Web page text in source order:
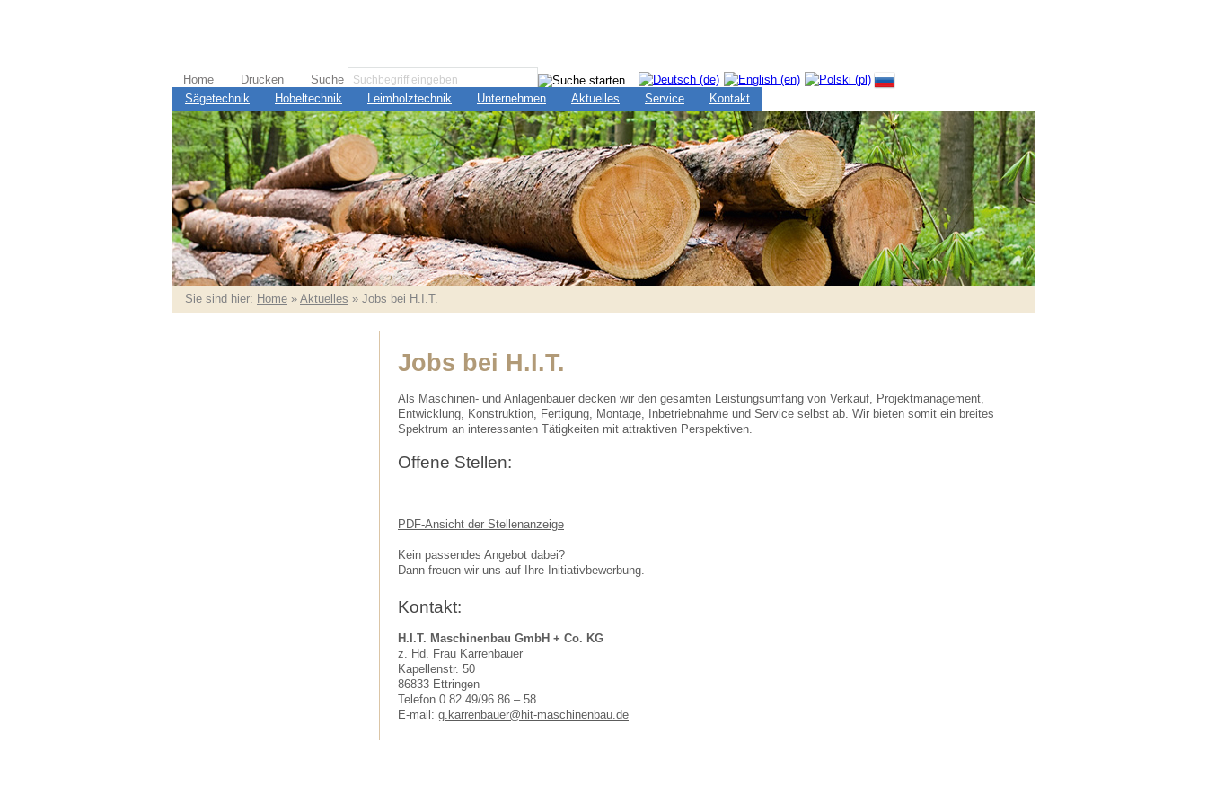
Home Drucken
Suche
Sägetechnik
Hobeltechnik Leimholztechnik Unternehmen Aktuelles Service Kontakt
Sie sind hier: Home » Aktuelles » Jobs bei H.I.T.
Jobs bei H.I.T.
Als Maschinen- und Anlagenbauer decken wir den gesamten Leistungsumfang von Verkauf, Projektmanagement,
Entwicklung, Konstruktion, Fertigung, Montage, Inbetriebnahme und Service selbst ab. Wir bieten somit ein breites
Spektrum an interessanten Tätigkeiten mit attraktiven Perspektiven.
Offene Stellen:
PDF-Ansicht der Stellenanzeige
Kein passendes Angebot dabei?
Dann freuen wir uns auf Ihre Initiativbewerbung.
Kontakt:
H.I.T. Maschinenbau GmbH + Co. KG
z. Hd. Frau Karrenbauer
Kapellenstr. 50
86833 Ettringen
Telefon 0 82 49/96 86 – 58
E-mail: g.karrenbauer@hit-maschinenbau.de